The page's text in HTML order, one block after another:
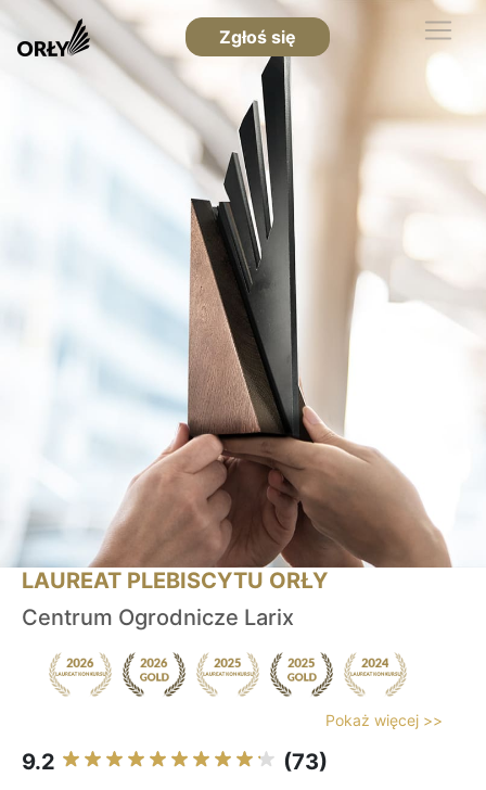
Zgłoś się
LAUREAT PLEBISCYTU ORŁY
Centrum Ogrodnicze Larix
Pokaż więcej >>
9.2 (73)